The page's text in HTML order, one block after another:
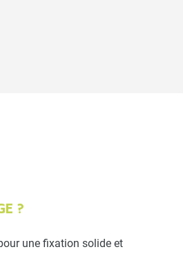
?
une fixation solide et